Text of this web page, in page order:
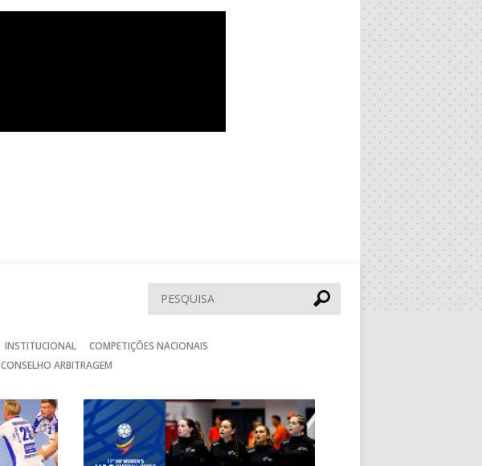
Pesquisar
INSTITUCIONAL
COMPETIÇÕES NACIONAIS
CONSELHO ARBITRAGEM
Seguinte